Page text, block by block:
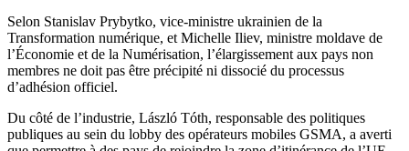
Selon Stanislav Prybytko, vice-ministre ukrainien de la
Transformation numérique, et Michelle Iliev, ministre moldave de
l’Économie et de la Numérisation, l’élargissement aux pays non
membres ne doit pas être précipité ni dissocié du processus
d’adhésion officiel.
Du côté de l’industrie, László Tóth, responsable des politiques
publiques au sein du lobby des opérateurs mobiles GSMA, a averti